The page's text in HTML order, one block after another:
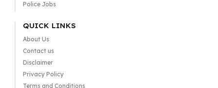
Police Jobs
QUICK LINKS
About Us
Contact us
Disclaimer
Privacy Policy
Terms and Conditions